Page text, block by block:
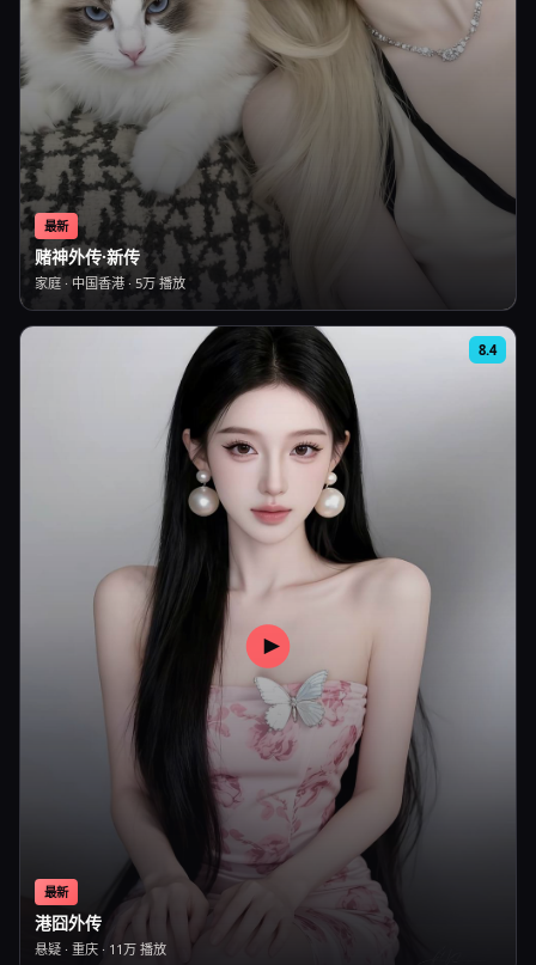
最新
赌神外传·新传
家庭 · 中国香港 · 5万 播放
8.4
最新
港囧外传
悬疑 · 重庆 · 11万 播放